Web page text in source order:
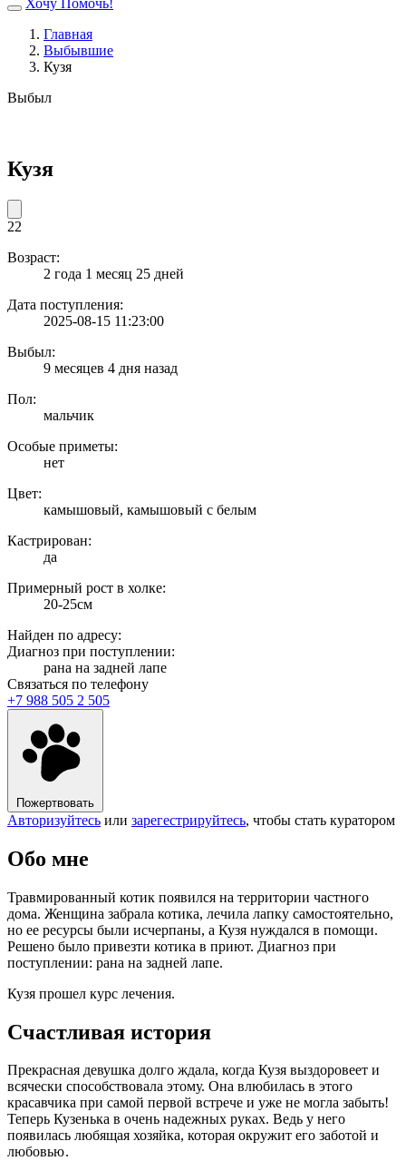
Хочу Помочь!
Главная
Выбывшие
Кузя
Выбыл
Кузя
22
Возраст:
2 года 1 месяц 25 дней
Дата поступления:
2025-08-15 11:23:00
Выбыл:
9 месяцев 4 дня назад
Пол:
мальчик
Особые приметы:
нет
Цвет:
камышовый, камышовый с белым
Кастрирован:
да
Примерный рост в холке:
20-25см
Найден по адресу:
Диагноз при поступлении:
рана на задней лапе
Связаться по телефону
+7 988 505 2 505
Пожертвовать
Авторизуйтесь или зарегестрируйтесь, чтобы стать куратором
Обо мне
Травмированный котик появился на территории частного
дома. Женщина забрала котика, лечила лапку самостоятельно,
но ее ресурсы были исчерпаны, а Кузя нуждался в помощи.
Решено было привезти котика в приют. Диагноз при
поступлении: рана на задней лапе.
Кузя прошел курс лечения.
Счастливая история
Прекрасная девушка долго ждала, когда Кузя выздоровеет и
всячески способствовала этому. Она влюбилась в этого
красавчика при самой первой встрече и уже не могла забыть!
Теперь Кузенька в очень надежных руках. Ведь у него
появилась любящая хозяйка, которая окружит его заботой и
любовью.